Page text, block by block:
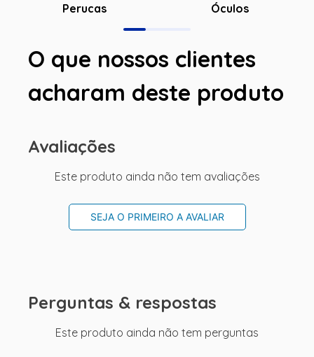
Perucas Óculos
O que nossos clientes
acharam deste produto
Avaliações
Este produto ainda não tem avaliações
SEJA O PRIMEIRO A AVALIAR
Perguntas & respostas
Este produto ainda não tem perguntas